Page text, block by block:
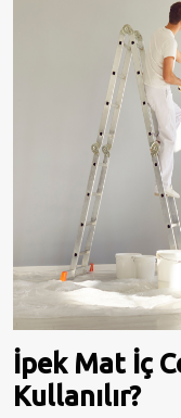
İpek Mat İç
Kullanılır?